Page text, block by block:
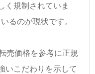
く規制されていま
るのが現状です。
売価格を参考に正規
いこだわりを示して